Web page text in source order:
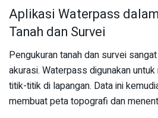
Aplikasi Waterpass
Tanah dan Survei
Pengukuran tanah dan survei
akurasi. Waterpass digunakan
titik-titik di lapangan. Data ini
membuat peta topografi dan